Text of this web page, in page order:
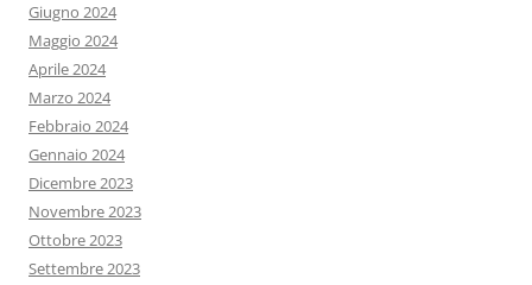
Giugno 2024
Maggio 2024
Aprile 2024
Marzo 2024
Febbraio 2024
Gennaio 2024
Dicembre 2023
Novembre 2023
Ottobre 2023
Settembre 2023